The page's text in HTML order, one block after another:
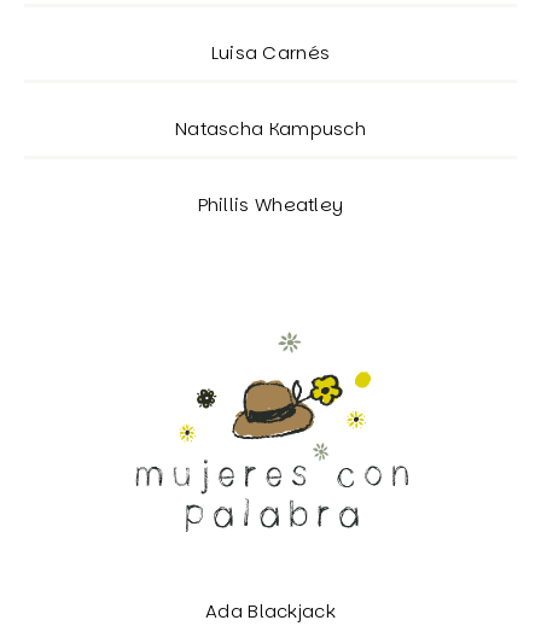
Luisa Carnés
Natascha Kampusch
Phillis Wheatley
Ada Blackjack